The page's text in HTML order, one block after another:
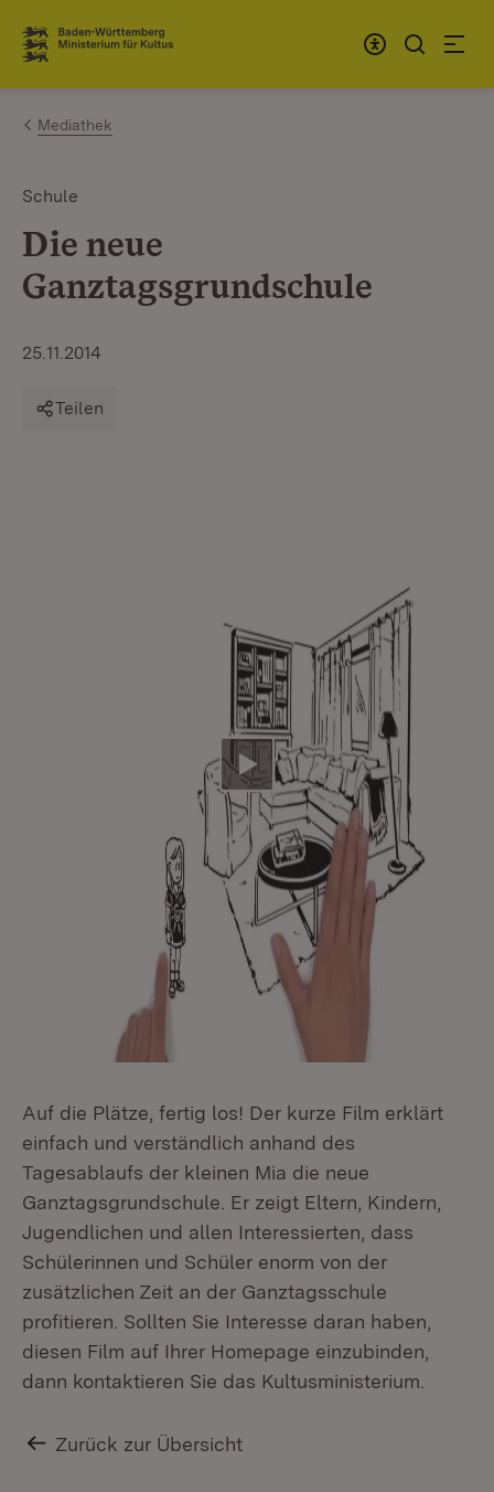
Zum Inhalt springen
Link zur Startseite
Mediathek
Schule
Die neue
Ganztagsgrundschule
25.11.2014
Teilen
Video abspielen
Auf die Plätze, fertig los! Der kurze Film erklärt
einfach und verständlich anhand des
Tagesablaufs der kleinen Mia die neue
Ganztagsgrundschule. Er zeigt Eltern, Kindern,
Jugendlichen und allen Interessierten, dass
Schülerinnen und Schüler enorm von der
zusätzlichen Zeit an der Ganztagsschule
profitieren. Sollten Sie Interesse daran haben,
diesen Film auf Ihrer Homepage einzubinden,
dann kontaktieren Sie das Kultusministerium.
Zurück zur Übersicht